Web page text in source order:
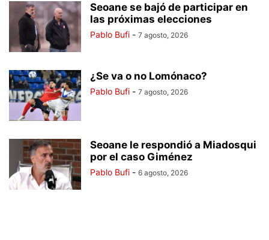
Seoane se bajó de participar en
las próximas elecciones
Pablo Bufi - 7 agosto, 2026
¿Se va o no Lomónaco?
Pablo Bufi - 7 agosto, 2026
Seoane le respondió a Miadosqui
por el caso Giménez
Pablo Bufi - 6 agosto, 2026